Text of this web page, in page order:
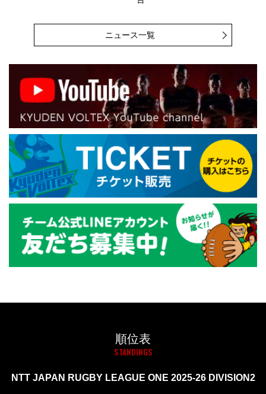
ニュース一覧
順位表
STANDINGS
NTT JAPAN RUGBY LEAGUE ONE 2025-26 DIVISION2